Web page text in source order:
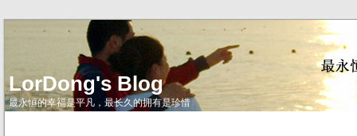
LorDong's Blog
最永恒的幸福是平凡，最长久的拥有是珍惜